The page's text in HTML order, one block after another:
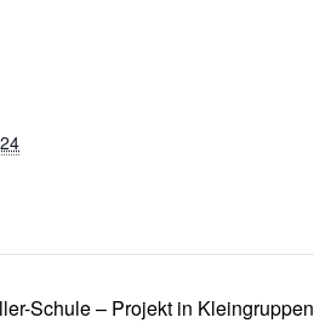
Schule – Projekt in Kleingruppen